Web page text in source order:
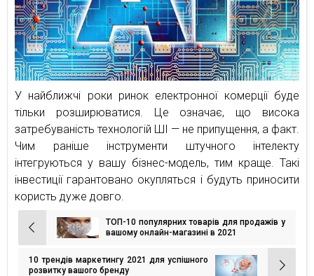
У найближчі роки ринок електронної комерції буде
тільки розширюватися. Це означає, що висока
затребуваність технологій ШІ — не припущення, а факт.
Чим раніше інструменти штучного інтелекту
інтегруються у вашу бізнес-модель, тим краще. Такі
інвестиції гарантовано окупляться і будуть приносити
користь дуже довго.
Навігація
записів
ТОП-10 популярних товарів для продажів у
вашому онлайн-магазині в 2021
10 трендів маркетингу 2021 для успішного
розвитку вашого бренду